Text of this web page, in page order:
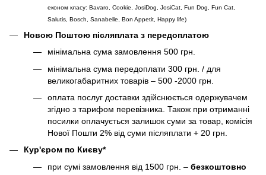
економ класу: Bavaro, Cookie, JosiDog, JosiCat, Fun Dog, Fun Cat,
Salutis, Bosch, Sanabelle, Bon Appetit, Happy life)
Новою Поштою післяплата з передоплатою
мінімальна сума замовлення 500 грн.
мінімальна сума передоплати 300 грн. / для
великогабаритних товарів – 500 -2000 грн.
оплата послуг доставки здійснюється одержувачем
згідно з тарифом перевізника. Також при отриманні
посилки оплачується залишок суми за товар, комісія
Нової Пошти 2% від суми післяплати + 20 грн.
Кур'єром по Києву*
при сумі замовлення від 1500 грн. – безкоштовно